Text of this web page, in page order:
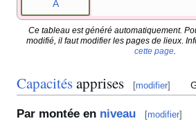
A
Ce tableau est généré automatiquement.
modifié, il faut modifier les pages de lieux.
cette page
Capacitésapprises [modifier]
Par montée en niveau [modifier]